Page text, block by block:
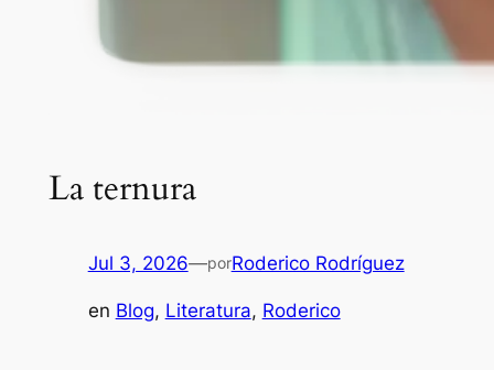
La ternura
Jul 3, 2026—porRoderico Rodríguez
en Blog, Literatura, Roderico